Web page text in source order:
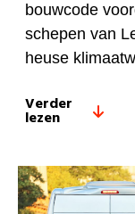
bouwcode
schepen van
heuse
Verder
lezen